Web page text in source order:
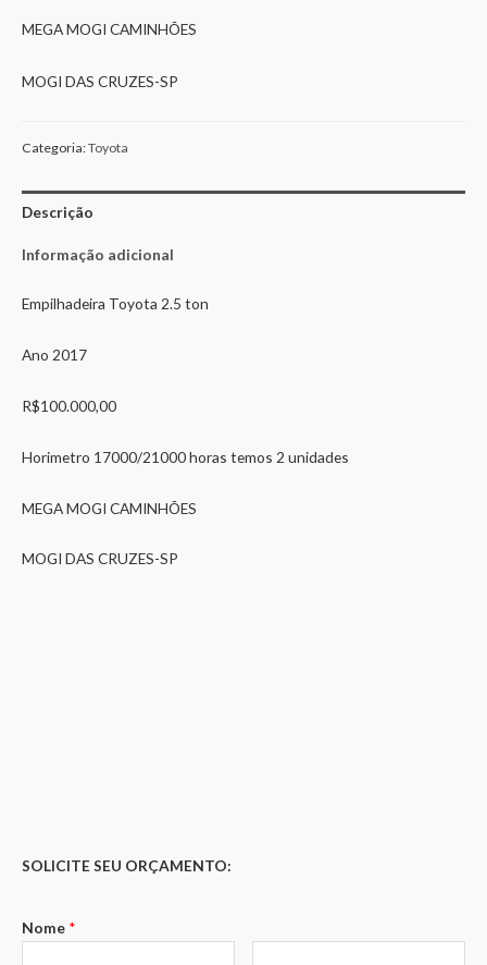
MEGA MOGI CAMINHÕES
MOGI DAS CRUZES-SP
Categoria:Toyota
Descrição
Informação adicional
Empilhadeira Toyota 2.5 ton
Ano 2017
R$100.000,00
Horimetro 17000/21000 horas temos 2 unidades
MEGA MOGI CAMINHÕES
MOGI DAS CRUZES-SP
SOLICITE SEU ORÇAMENTO:
Nome *